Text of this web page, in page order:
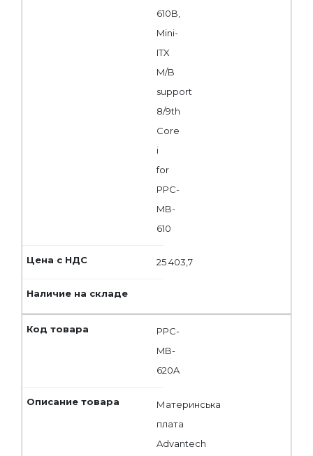
610B,
Mini-
ITX
M/B
support
8/9th
Core
i
for
PPC-
MB-
610
25 403,7
PPC-
MB-
620A
Материнська
плата
Advantech